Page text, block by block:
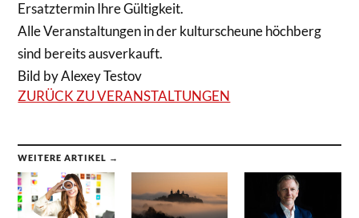
Ersatztermin Ihre Gültigkeit.
Alle Veranstaltungen in der kulturscheune höchberg
sind bereits ausverkauft.
Bild by Alexey Testov
ZURÜCK ZU VERANSTALTUNGEN
WEITERE ARTIKEL →